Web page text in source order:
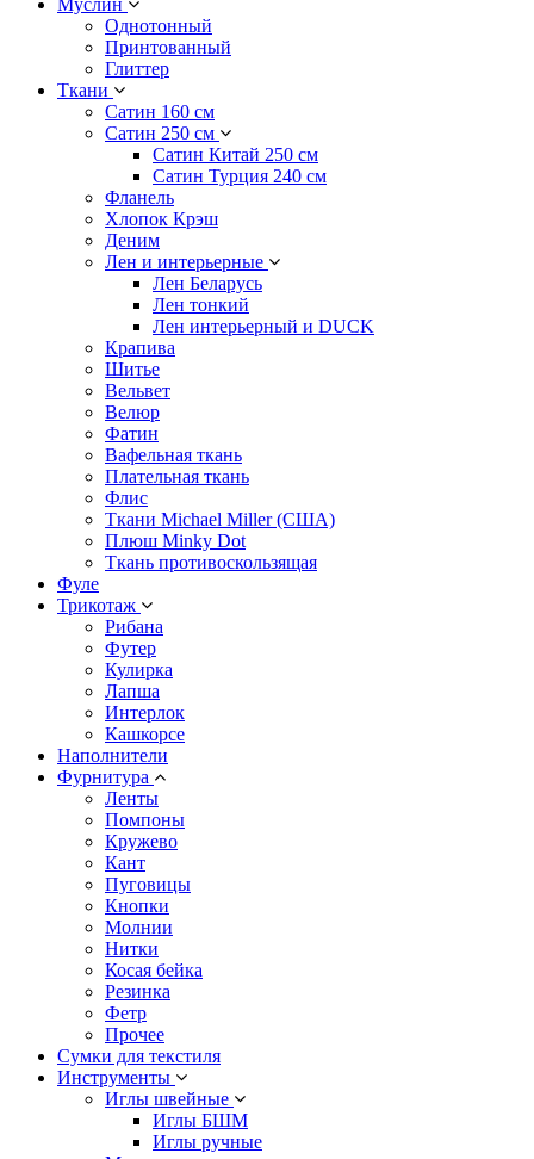
Однотонный
Принтованный
Глиттер
Ткани
Сатин 160 см
Сатин 250 см
Сатин Китай 250 см
Сатин Турция 240 см
Фланель
Хлопок Крэш
Деним
Лен и интерьерные
Лен Беларусь
Лен тонкий
Лен интерьерный и DUCK
Крапива
Шитье
Вельвет
Велюр
Фатин
Вафельная ткань
Плательная ткань
Флис
Ткани Michael Miller (США)
Плюш Minky Dot
Ткань противоскользящая
Фуле
Трикотаж
Рибана
Футер
Кулирка
Лапша
Интерлок
Кашкорсе
Наполнители
Фурнитура
Ленты
Помпоны
Кружево
Кант
Пуговицы
Кнопки
Молнии
Нитки
Косая бейка
Резинка
Фетр
Прочее
Сумки для текстиля
Инструменты
Иглы швейные
Иглы БШМ
Иглы ручные